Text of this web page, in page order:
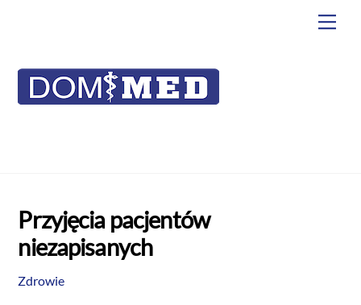
Przyjęcia pacjentów
niezapisanych
Zdrowie